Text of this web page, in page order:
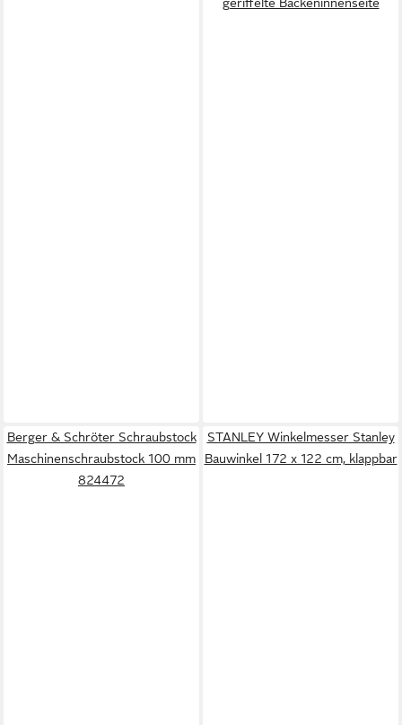
Berger & Schröter Schraubstock
Maschinenschraubstock 100 mm
824472
STANLEY Winkelmesser Stanley
Bauwinkel 172 x 122 cm, klappbar